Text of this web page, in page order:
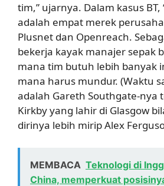
tim,” ujarnya. Dalam kasus BT,
adalah empat merek
Plusnet dan Openreach.
bekerja kayak manajer sepak
mana tim butuh lebih banyak
mana harus mundur. (Waktu
adalah Gareth Southgate-nya
Kirkby yang lahir di Glasgow
dirinya lebih mirip Alex
MEMBACA Teknologi di
China, memperkuat